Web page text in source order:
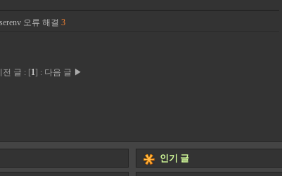
오류 해결 3
글 : [1] : 다음 글 ▶
인기 글